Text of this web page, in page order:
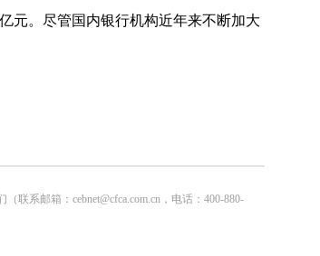
元。尽管国内银行机构近年来不断加大
系邮箱：cebnet@cfca.com.cn，电话：400-880-